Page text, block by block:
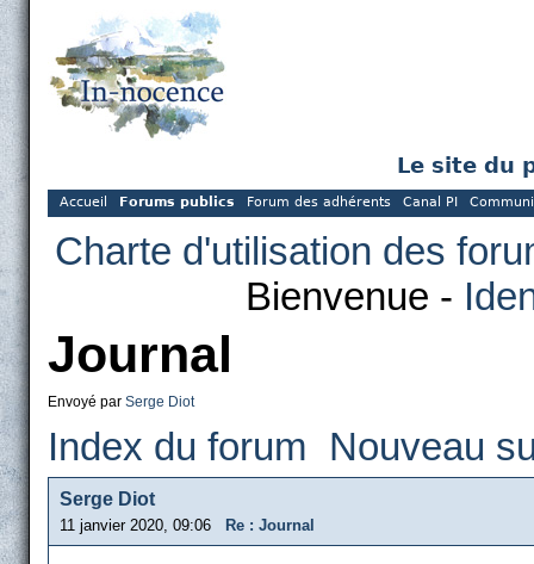
Le site du
Accueil Forums publics Forum des adhérents Canal PI
Charte d'utilisation des
Bienvenue -
Journal
Envoyé par Serge Diot
Index du forum Nouveau
Serge Diot
11 janvier 2020, 09:06 Re : Journal